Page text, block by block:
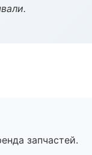
запчастей.